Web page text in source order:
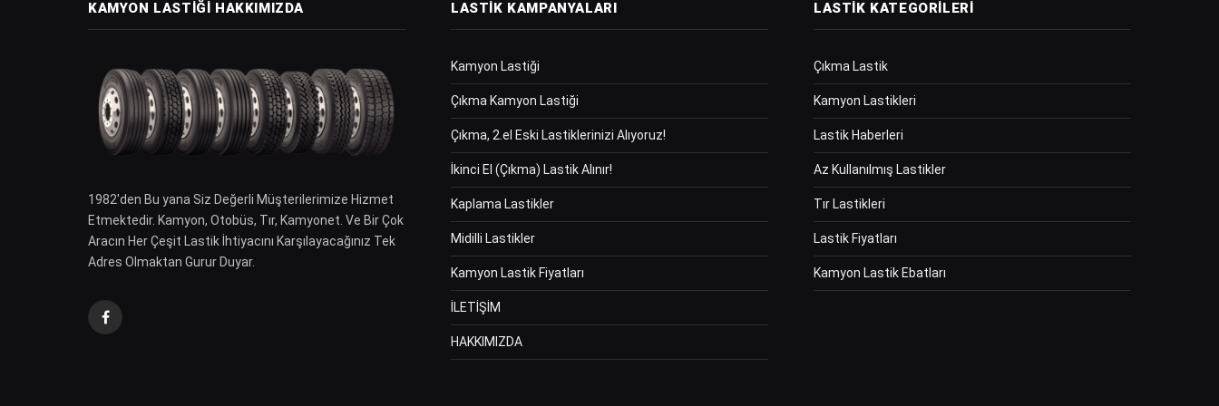
KAMYON LASTIĞI HAKKIMIZDA
1982′den Bu yana Siz Değerli Müşterilerimize Hizmet
Etmektedir. Kamyon, Otobüs, Tır, Kamyonet. Ve Bir Çok
Aracın Her Çeşit Lastik İhtiyacını Karşılayacağınız Tek
Adres Olmaktan Gurur Duyar.
Facebook
LASTIK KAMPANYALARI
Kamyon Lastiği
Çıkma Kamyon Lastiği
Çıkma, 2.el Eski Lastiklerinizi Alıyoruz!
İkinci El (Çıkma) Lastik Alınır!
Kaplama Lastikler
Midilli Lastikler
Kamyon Lastik Fiyatları
İLETİŞİM
HAKKIMIZDA
LASTIK KATEGORILERI
Çıkma Lastik
Kamyon Lastikleri
Lastik Haberleri
Az Kullanılmış Lastikler
Tır Lastikleri
Lastik Fiyatları
Kamyon Lastik Ebatları